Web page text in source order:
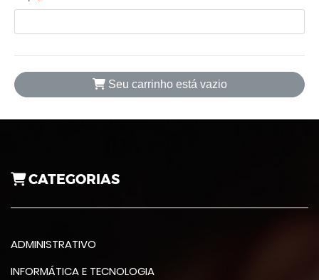
Seu carrinho está vazio
CATEGORIAS
ADMINISTRATIVO
INFORMÁTICA E TECNOLOGIA